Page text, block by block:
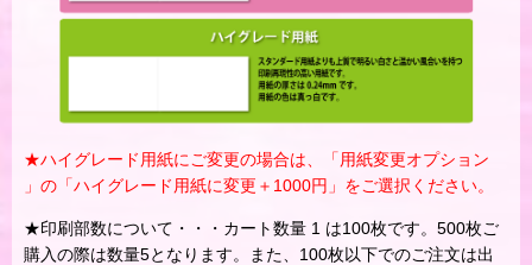
★ハイグレード用紙にご変更の場合は、「 用紙変更オプション
」の「ハイグレード用紙に変更＋1000円」をご選択ください。
★印刷部数について・・・カート数量 1 は100枚です。500枚ご
購入の際は数量5となります。また、100枚以下でのご注文は出